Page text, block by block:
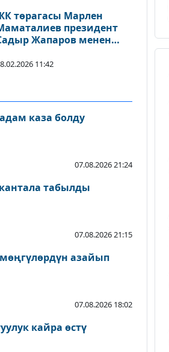
төрагасы Марлен
президент
Жапаров менен
11:42
каза болду
07.08.2026 21:24
табылды
07.08.2026 21:15
азайып
07.08.2026 18:02
кайра өстү